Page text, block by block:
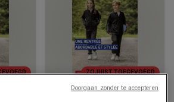
ZOJUIST TOEGEVOEGD
Doorgaan zonder te accepteren